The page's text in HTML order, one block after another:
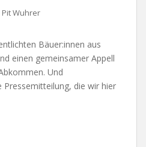
Pit Wuhrer
Bäuer:innen aus
einen gemeinsamer Appell
Und
die wir hier